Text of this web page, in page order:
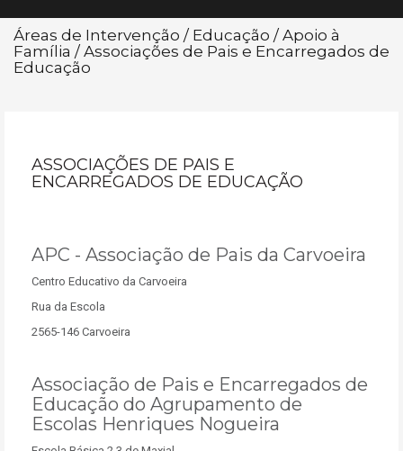
Áreas de Intervenção / Educação / Apoio à
Família / Associações de Pais e Encarregados de
Educação
ASSOCIAÇÕES DE PAIS E
ENCARREGADOS DE EDUCAÇÃO
APC - Associação de Pais da Carvoeira
Centro Educativo da Carvoeira
Rua da Escola
2565-146 Carvoeira
Associação de Pais e Encarregados de
Educação do Agrupamento de
Escolas Henriques Nogueira